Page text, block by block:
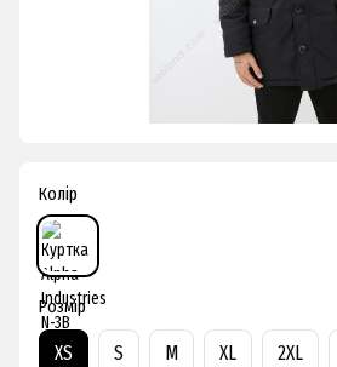
Колір
Розмір
XS S M XL 2XL